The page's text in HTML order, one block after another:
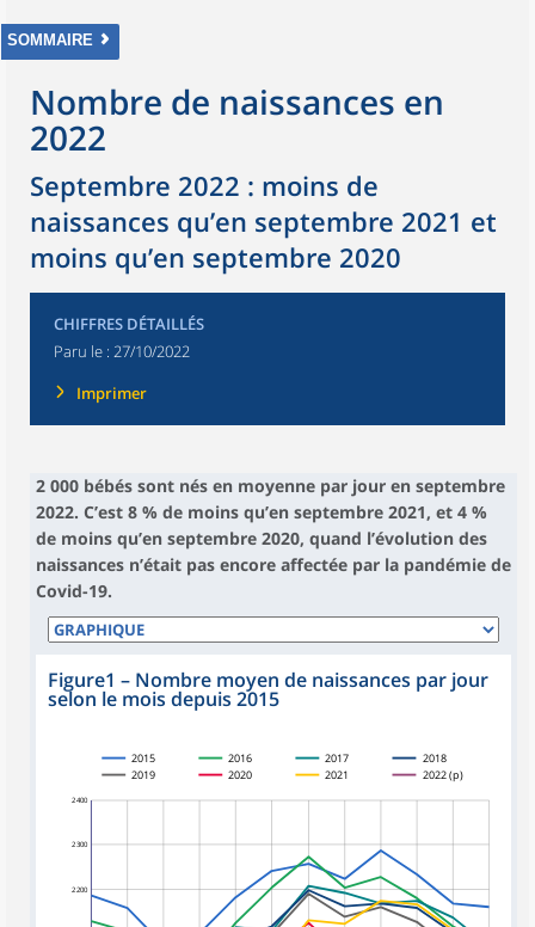
SOMMAIRE
Nombre de naissances en
2022
Septembre 2022 : moins de
naissances qu’en septembre 2021 et
moins qu’en septembre 2020
CHIFFRES DÉTAILLÉS
Paru le : 27/10/2022
Imprimer
2 000 bébés sont nés en moyenne par jour en septembre
2022. C’est 8 % de moins qu’en septembre 2021, et 4 %
de moins qu’en septembre 2020, quand l’évolution des
naissances n’était pas encore affectée par la pandémie de
Covid-19.
Figure1 – Nombre moyen de naissances par jour
selon le mois depuis 2015
2 200
2 300
2 400
2015 2016 2017 2018
2019 2020 2021 2022 (p)